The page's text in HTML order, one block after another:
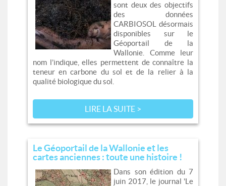
sont deux des objectifs
des données
CARBIOSOL désormais
disponibles sur le
Géoportail de la
Wallonie. Comme leur
nom l’indique, elles permettent de connaître la
teneur en carbone du sol et de la relier à la
qualité biologique du sol.
LIRE LA SUITE >
Le Géoportail de la Wallonie et les
cartes anciennes : toute une histoire !
Dans son édition du 7
juin 2017, le journal 'Le